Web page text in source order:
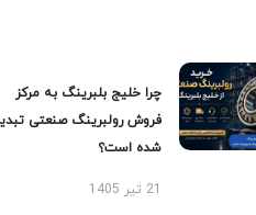
چرا خلیج بلبرینگ به مرکز
فروش رولبرینگ صنعتی
شده است؟
21 تیر 1405